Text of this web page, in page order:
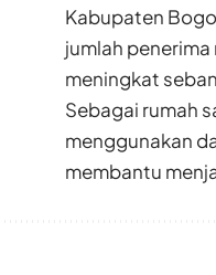
Kabupaten
jumlah
meningkat
Sebagai rumah
menggunakan
membantu